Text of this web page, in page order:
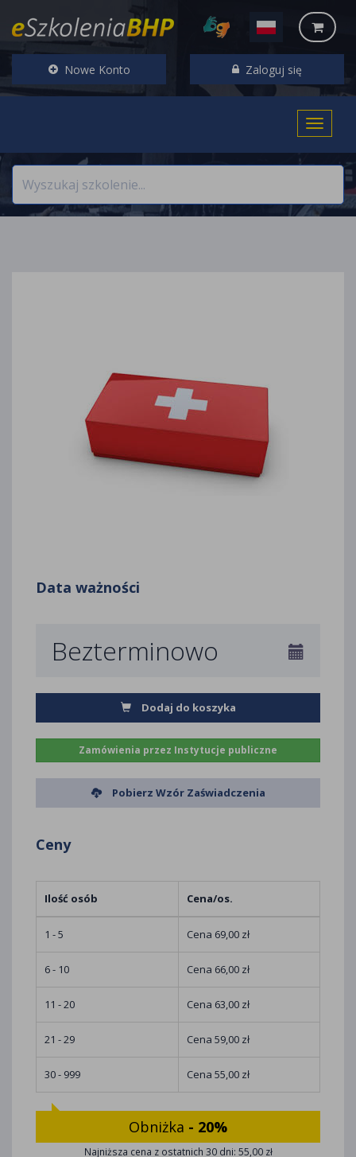
Nowe Konto Zaloguj się
Data ważności
Bezterminowo
Dodaj do koszyka
Zamówienia przez Instytucje publiczne
Pobierz Wzór Zaświadczenia
Ceny
Ilość osób Cena/os.
1 - 5 Cena 69,00 zł
6 - 10 Cena 66,00 zł
11 - 20 Cena 63,00 zł
21 - 29 Cena 59,00 zł
30 - 999 Cena 55,00 zł
Obniżka - 20%
Najniższa cena z ostatnich 30 dni: 55,00 zł